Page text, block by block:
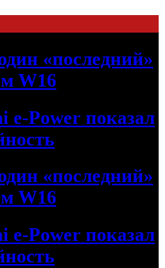
«последний»
W16
e-Power показал
«последний»
W16
e-Power показал